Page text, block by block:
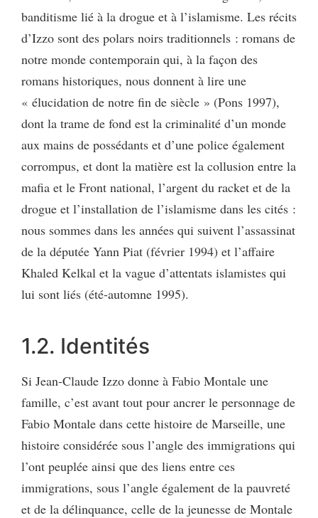
banditisme lié à la drogue et à l’islamisme. Les récits
d’Izzo sont des polars noirs traditionnels : romans de
notre monde contemporain qui, à la façon des
romans historiques, nous donnent à lire une
« élucidation de notre fin de siècle » (Pons 1997),
dont la trame de fond est la criminalité d’un monde
aux mains de possédants et d’une police également
corrompus, et dont la matière est la collusion entre la
mafia et le Front national, l’argent du racket et de la
drogue et l’installation de l’islamisme dans les cités :
nous sommes dans les années qui suivent l’assassinat
de la députée Yann Piat (février 1994) et l’affaire
Khaled Kelkal et la vague d’attentats islamistes qui
lui sont liés (été-automne 1995).
1.2. Identités
Si Jean-Claude Izzo donne à Fabio Montale une
famille, c’est avant tout pour ancrer le personnage de
Fabio Montale dans cette histoire de Marseille, une
histoire considérée sous l’angle des immigrations qui
l’ont peuplée ainsi que des liens entre ces
immigrations, sous l’angle également de la pauvreté
et de la délinquance, celle de la jeunesse de Montale